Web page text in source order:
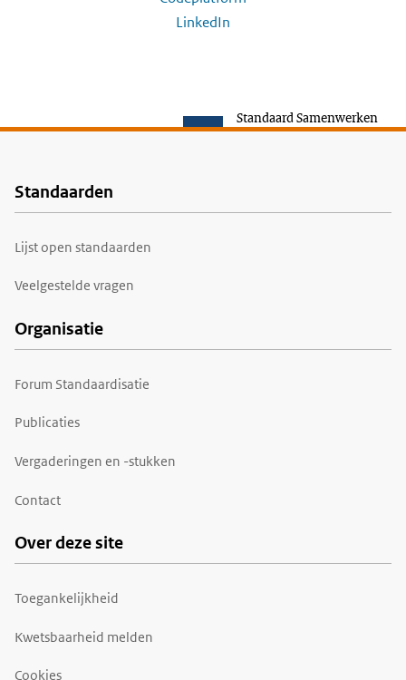
LinkedIn
Standaard Samenwerken
Voet
Standaarden
Lijst open standaarden
Veelgestelde vragen
Organisatie
Forum Standaardisatie
Publicaties
Vergaderingen en -stukken
Contact
Over deze site
Toegankelijkheid
Kwetsbaarheid melden
Cookies